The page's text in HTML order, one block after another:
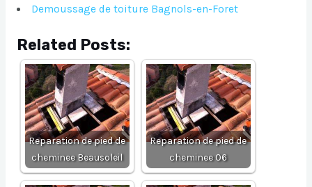
Demoussage de toiture Bagnols-en-Foret
Related Posts:
Reparation de pied de
cheminee Beausoleil
Reparation de pied de
cheminee 06